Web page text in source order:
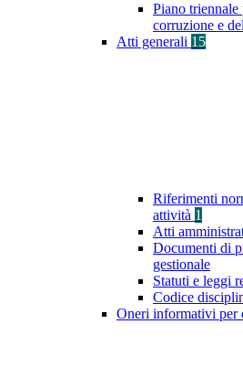
Piano triennale
corruzione e
Atti generali 15
Riferimenti
attività 1
Atti
Documenti di
gestionale
Statuti e leggi
Codice
Oneri informativi per